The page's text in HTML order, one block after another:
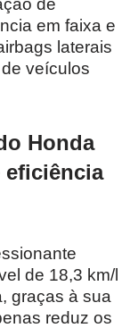
de
em faixa e
laterais
veículos
Honda
eficiência
de 18,3 km/l
graças à sua
reduz os